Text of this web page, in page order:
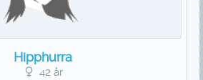
Hipphurra
42 år